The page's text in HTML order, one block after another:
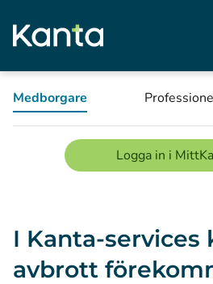
Medborgare
Logga in i
I Kanta-
avbrott